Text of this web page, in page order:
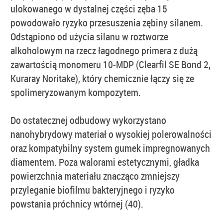
ulokowanego w dystalnej części zęba 15
powodowało ryzyko przesuszenia zębiny silanem.
Odstąpiono od użycia silanu w roztworze
alkoholowym na rzecz łagodnego primera z dużą
zawartością monomeru 10-MDP (Clearfil SE Bond 2,
Kuraray Noritake), który chemicznie łączy się ze
spolimeryzowanym kompozytem.
Do ostatecznej odbudowy wykorzystano
nanohybrydowy materiał o wysokiej polerowalności
oraz kompatybilny system gumek impregnowanych
diamentem. Poza walorami estetycznymi, gładka
powierzchnia materiału znacząco zmniejszy
przyleganie biofilmu bakteryjnego i ryzyko
powstania próchnicy wtórnej (40).